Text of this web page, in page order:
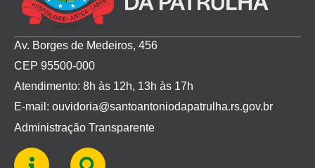
Av. Borges de Medeiros, 456
CEP 95500-000
Atendimento: 8h às 12h, 13h às 17h
E-mail: ouvidoria@santoantoniodapatrulha.rs.gov.br
Administração Transparente